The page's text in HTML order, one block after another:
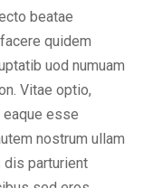
beatae
quidem
uod numuam
Vitae optio,
esse
nostrum ullam
dis parturient